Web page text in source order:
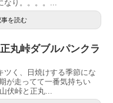
なり。。。。...
事を読む
丸峠ダブルパンクラ
ツく、日焼けする季節にな
が走ってて一番気持ちい
伏峠と正丸...